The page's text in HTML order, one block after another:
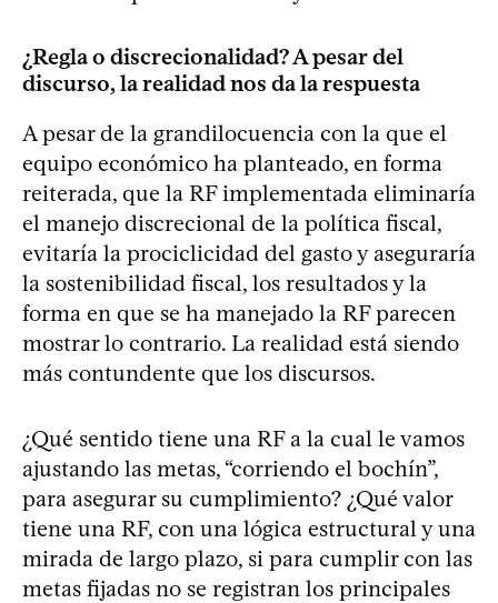
¿Regla o discrecionalidad? A pesar del
discurso, la realidad nos da la respuesta
A pesar de la grandilocuencia con la que el
equipo económico ha planteado, en forma
reiterada, que la RF implementada eliminaría
el manejo discrecional de la política fiscal,
evitaría la prociclicidad del gasto y aseguraría
la sostenibilidad fiscal, los resultados y la
forma en que se ha manejado la RF parecen
mostrar lo contrario. La realidad está siendo
más contundente que los discursos.
¿Qué sentido tiene una RF a la cual le vamos
ajustando las metas, “corriendo el bochín”,
para asegurar su cumplimiento? ¿Qué valor
tiene una RF, con una lógica estructural y una
mirada de largo plazo, si para cumplir con las
metas fijadas no se registran los principales